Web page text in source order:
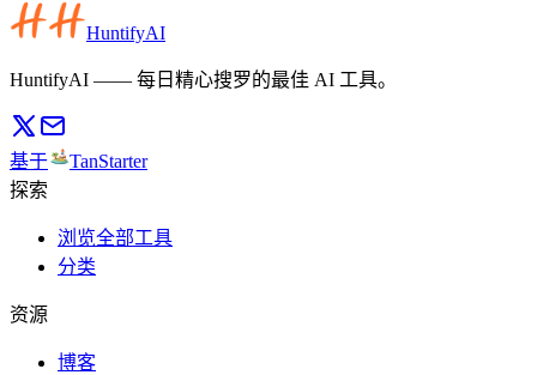
HuntifyAI
HuntifyAI —— 每日精心搜罗的最佳 AI 工具。
基于
TanStarter
探索
浏览全部工具
分类
资源
博客